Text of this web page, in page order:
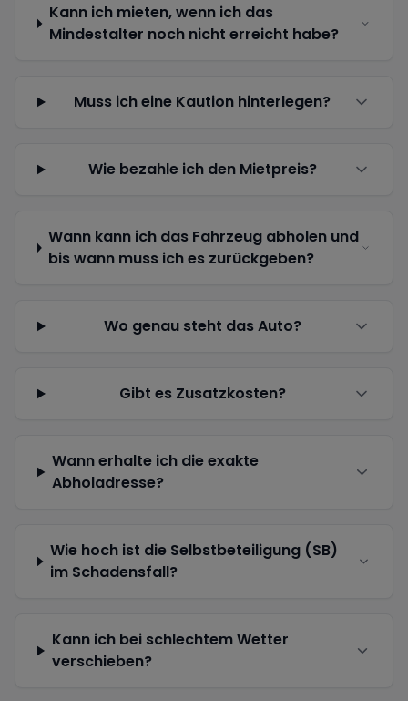
Kann ich mieten, wenn ich das
Mindestalter noch nicht erreicht habe?
Muss ich eine Kaution hinterlegen?
Wie bezahle ich den Mietpreis?
Wann kann ich das Fahrzeug abholen und
bis wann muss ich es zurückgeben?
Wo genau steht das Auto?
Gibt es Zusatzkosten?
Wann erhalte ich die exakte
Abholadresse?
Wie hoch ist die Selbstbeteiligung (SB)
im Schadensfall?
Kann ich bei schlechtem Wetter
verschieben?